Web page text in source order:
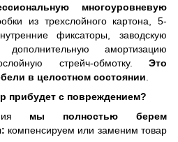
многоуровневую
из трехслойного картона, 5-
фиксаторы, заводскую
дополнительную амортизацию
стрейч-обмотку. Это
в целостном состоянии
прибудет с повреждением?
мы полностью берем
компенсируем или заменим товар